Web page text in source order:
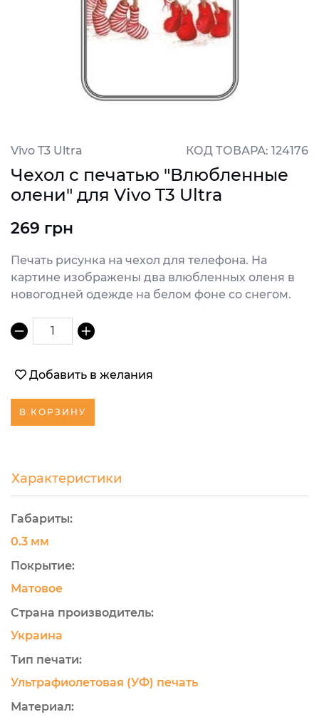
Vivo T3 Ultra КОД ТОВАРА: 124176
Чехол с печатью "Влюбленные
олени" для Vivo T3 Ultra
269 грн
Печать рисунка на чехол для телефона. На
картине изображены два влюбленных оленя в
новогодней одежде на белом фоне со снегом.
1
Добавить в желания
В КОРЗИНУ
Характеристики
Габариты:
0.3 мм
Покрытие:
Матовое
Страна производитель:
Украина
Тип печати:
Ультрафиолетовая (УФ) печать
Материал: